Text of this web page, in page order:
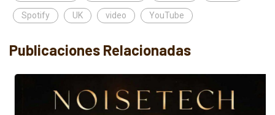
Spotify UK video YouTube
Publicaciones Relacionadas